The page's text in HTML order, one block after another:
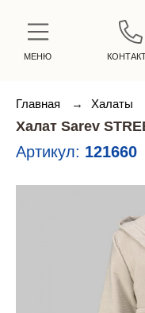
МЕНЮ
Главная → Халаты
Халат Sarev
Артикул: 121660